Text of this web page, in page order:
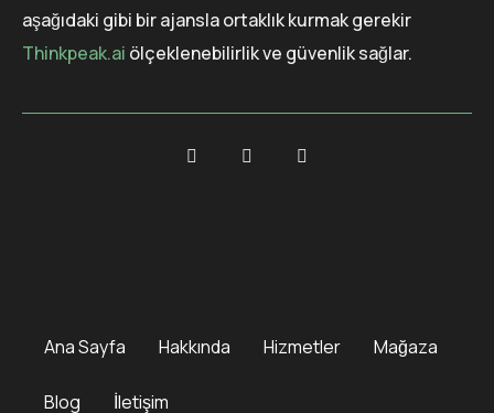
aşağıdaki gibi bir ajansla ortaklık kurmak gerekir
Thinkpeak.ai ölçeklenebilirlik ve güvenlik sağlar.
Ana Sayfa Hakkında Hizmetler Mağaza
Blog İletişim